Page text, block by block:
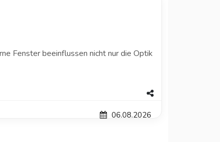
Fenster beeinflussen nicht nur die Optik
06.08.2026